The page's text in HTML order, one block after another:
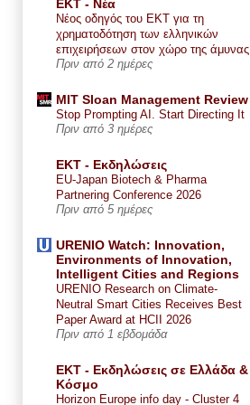
ΕΚΤ - Nέα
Νέος οδηγός του ΕΚΤ για τη
χρηματοδότηση των ελληνικών
επιχειρήσεων στον χώρο της άμυνας
Πριν από 2 ημέρες
MIT Sloan Management Review
Stop Prompting AI. Start Directing It
Πριν από 3 ημέρες
ΕΚΤ - Εκδηλώσεις
EU-Japan Biotech & Pharma
Partnering Conference 2026
Πριν από 5 ημέρες
URENIO Watch: Innovation,
Environments of Innovation,
Intelligent Cities and Regions
URENIO Research on Climate-
Neutral Smart Cities Receives Best
Paper Award at HCII 2026
Πριν από 1 εβδομάδα
ΕΚΤ - Εκδηλώσεις σε Ελλάδα &
Κόσμο
Horizon Europe info day - Cluster 4